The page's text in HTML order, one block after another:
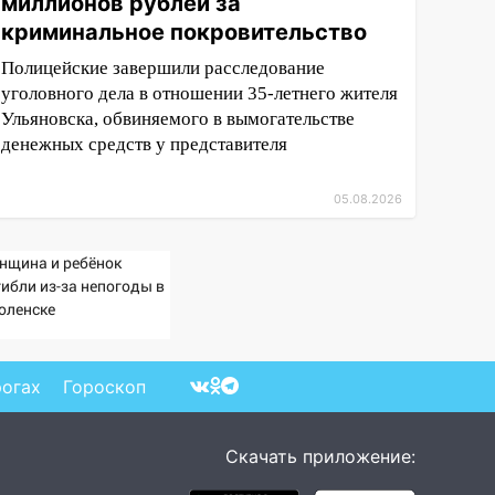
криминальное покровительство
Полицейские завершили расследование
уголовного дела в отношении 35-летнего жителя
Ульяновска, обвиняемого в вымогательстве
денежных средств у представителя
05.08.2026
и ребёнок
из-за непогоды в
Гороскоп
Скачать приложение: